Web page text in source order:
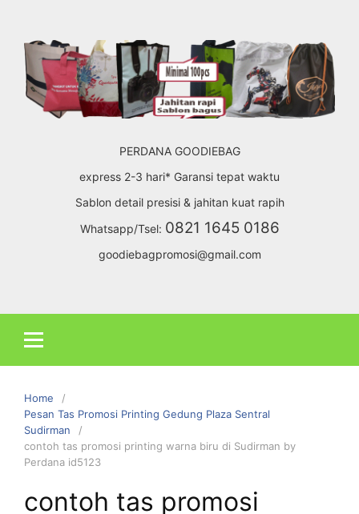
content
PERDANA GOODIEBAG
express 2-3 hari* Garansi tepat waktu
Sablon detail presisi & jahitan kuat rapih
Whatsapp/Tsel: 0821 1645 0186
goodiebagpromosi@gmail.com
Home
Pesan Tas Promosi Printing Gedung Plaza Sentral
Sudirman
contoh tas promosi printing warna biru di Sudirman by
Perdana id5123
contoh tas promosi